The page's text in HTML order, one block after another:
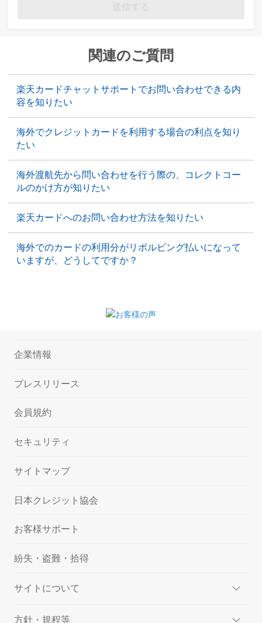
送信する
関連のご質問
楽天カードチャットサポートでお問い合わせできる内
容を知りたい
海外でクレジットカードを利用する場合の利点を知り
たい
海外渡航先から問い合わせを行う際の、コレクトコー
ルのかけ方が知りたい
楽天カードへのお問い合わせ方法を知りたい
海外でのカードの利用分がリボルビング払いになって
いますが、どうしてですか？
企業情報
プレスリリース
会員規約
セキュリティ
サイトマップ
日本クレジット協会
お客様サポート
紛失・盗難・拾得
サイトについて
方針・規程等